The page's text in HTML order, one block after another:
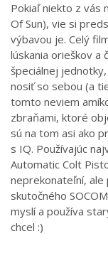
Pokiaľ niekto z vás
Of Sun), vie si
výbavou je. Celý
lúskania orieškov a
špeciálnej
nosiť so sebou (a
tomto neviem
zbraňami, ktoré
sú na tom asi ako
s IQ. Používajúc
Automatic Colt
neprekonateľní,
skutočného
myslí a používa
chcel :)